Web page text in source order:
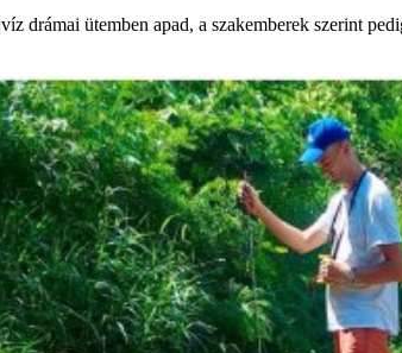
drámai ütemben apad, a szakemberek szerint